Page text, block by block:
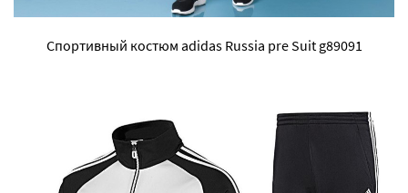
Спортивный костюм adidas Russia pre Suit g89091